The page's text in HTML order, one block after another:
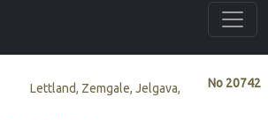
No 20742
Lettland, Zemgale, Jelgava,